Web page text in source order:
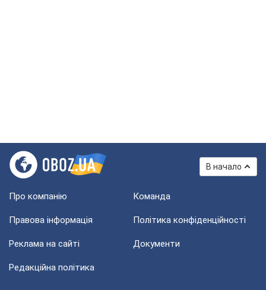
В начало
Про компанію Команда
Правова інформація Політика конфіденційності
Реклама на сайті Документи
Редакційна політика